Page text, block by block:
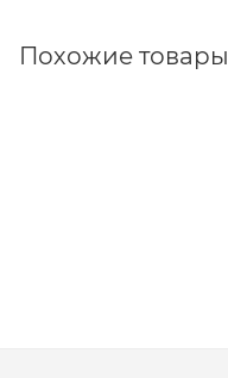
Похожие товары